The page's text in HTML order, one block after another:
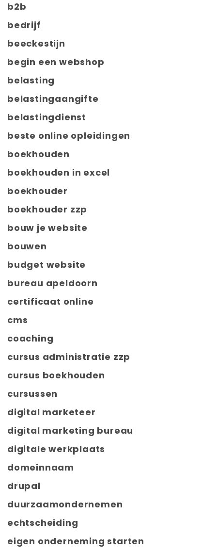
b2b
bedrijf
beeckestijn
begin een webshop
belasting
belastingaangifte
belastingdienst
beste online opleidingen
boekhouden
boekhouden in excel
boekhouder
boekhouder zzp
bouw je website
bouwen
budget website
bureau apeldoorn
certificaat online
cms
coaching
cursus administratie zzp
cursus boekhouden
cursussen
digital marketeer
digital marketing bureau
digitale werkplaats
domeinnaam
drupal
duurzaamondernemen
echtscheiding
eigen onderneming starten